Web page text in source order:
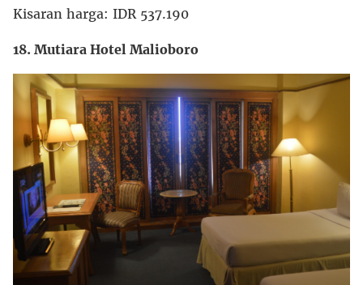
Kisaran harga: IDR 537.190
18. Mutiara Hotel Malioboro